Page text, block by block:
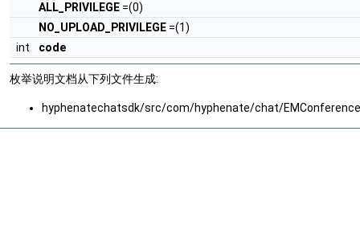
ALL_PRIVILEGE =(0)
NO_UPLOAD_PRIVILEGE =(1)
int
code
枚举说明文档从下列文件生成:
hyphenatechatsdk/src/com/hyphenate/chat/